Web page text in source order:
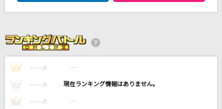
愛のうた
少年
黒夢
1 ---- 点 ----
---- 点 ----
3 ---- 点 ----